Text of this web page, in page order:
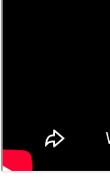
Jorge Chávez se